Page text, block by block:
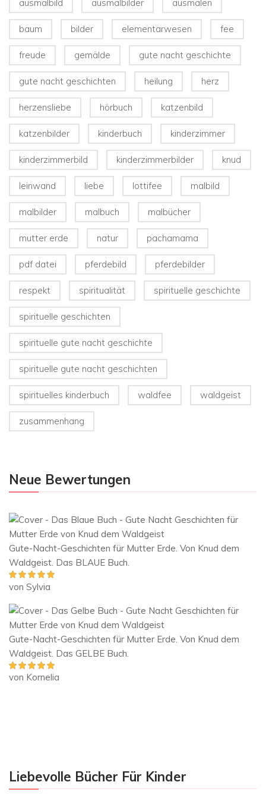
ausmalbild ausmalbilder ausmalen
baum bilder elementarwesen fee
freude gemälde gute nacht geschichte
gute nacht geschichten heilung herz
herzensliebe hörbuch katzenbild
katzenbilder kinderbuch kinderzimmer
kinderzimmerbild kinderzimmerbilder knud
leinwand liebe lottifee malbild
malbilder malbuch malbücher
mutter erde natur pachamama
pdf datei pferdebild pferdebilder
respekt spiritualität spirituelle geschichte
spirituelle geschichten
spirituelle gute nacht geschichte
spirituelle gute nacht geschichten
spirituelles kinderbuch waldfee waldgeist
zusammenhang
Neue Bewertungen
Gute-Nacht-Geschichten für Mutter Erde. Von Knud dem
Waldgeist. Das BLAUE Buch.
Bewertet mit
von Sylvia
Gute-Nacht-Geschichten für Mutter Erde. Von Knud dem
Waldgeist. Das GELBE Buch.
Bewertet mit
von Kornelia
Liebevolle Bücher Für Kinder